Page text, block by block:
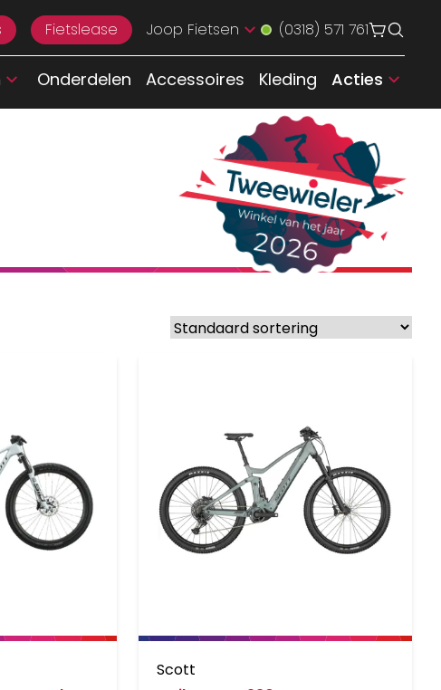
Fietslease Joop Fietsen (0318) 571 761
Onderdelen Accessoires Kleding Acties
Scott